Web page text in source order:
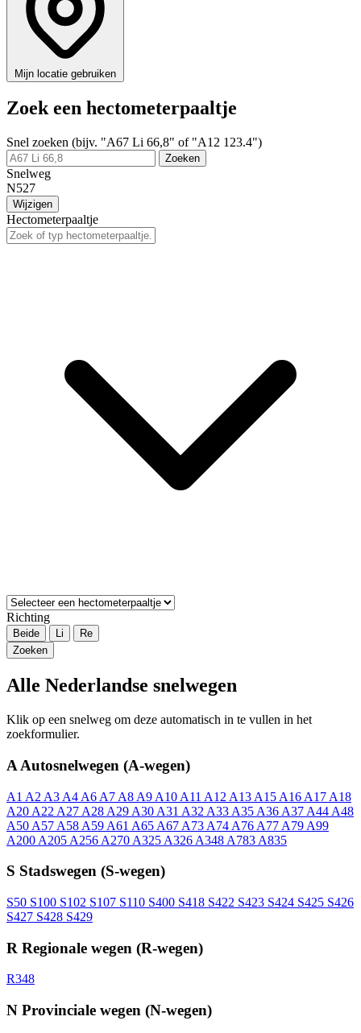
Mijn locatie gebruiken
Zoek een hectometerpaaltje
Snel zoeken (bijv. "A67 Li 66,8" of "A12 123.4")
Zoeken
Snelweg
N527
Wijzigen
Hectometerpaaltje
Richting
Beide Li
Re
Zoeken
Alle Nederlandse snelwegen
Klik op een snelweg om deze automatisch in te vullen in het
zoekformulier.
A Autosnelwegen (A-wegen)
A1 A2 A3 A4 A6 A7 A8 A9 A10 A11 A12 A13 A15 A16 A17 A18
A20 A22 A27 A28 A29 A30 A31 A32 A33 A35 A36 A37 A44 A48
A50 A57 A58 A59 A61 A65 A67 A73 A74 A76 A77 A79 A99
A200 A205 A256 A270 A325 A326 A348 A783 A835
S Stadswegen (S-wegen)
S50 S100 S102 S107 S110 S400 S418 S422 S423 S424 S425 S426
S427 S428 S429
R Regionale wegen (R-wegen)
R348
N Provinciale wegen (N-wegen)